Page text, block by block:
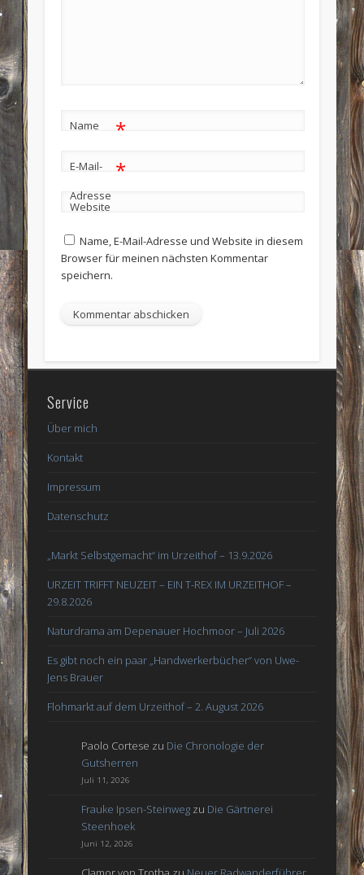
Name *
E-Mail-
Adresse
*
Website
Name, E-Mail-Adresse und Website in diesem
Browser für meinen nächsten Kommentar
speichern.
Service
Über mich
Kontakt
Impressum
Datenschutz
„Markt Selbstgemacht“ im Urzeithof – 13.9.2026
URZEIT TRIFFT NEUZEIT – EIN T-REX IM URZEITHOF –
29.8.2026
Naturdrama am Depenauer Hochmoor – Juli 2026
Es gibt noch ein paar „Handwerkerbücher“ von Uwe-
Jens Brauer
Flohmarkt auf dem Urzeithof – 2. August 2026
Paolo Cortese zu Die Chronologie der
Gutsherren
Juli 11, 2026
Frauke Ipsen-Steinweg zu Die Gärtnerei
Steenhoek
Juni 12, 2026